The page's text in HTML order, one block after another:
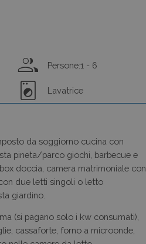
group Persone:1 - 6
local_laundry_service Lavatrice
da soggiorno cucina con
pineta/parco giochi, barbecue e
doccia, camera matrimoniale con
due letti singoli o letto
giardino.
(si pagano solo i kw consumati),
cassaforte, forno a microonde,